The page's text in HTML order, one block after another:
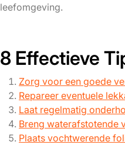
leefomgeving.
8 Effectieve
Zorg voor een goede
Repareer eventuele
Laat regelmatig
Breng waterafstotende
Plaats vochtwerende